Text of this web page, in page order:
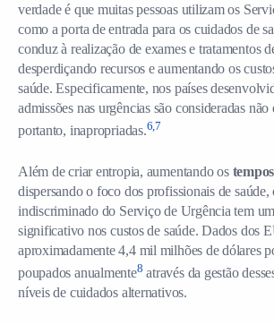
verdade é que muitas pessoas utilizam os
como a porta de entrada para os cuidados de
conduz à realização de exames e tratamentos
desperdiçando recursos e aumentando os
saúde. Especificamente, nos países
admissões nas urgências são consideradas não
portanto, inapropriadas.6,7
Além de criar entropia, aumentando os
dispersando o foco dos profissionais de saúde,
indiscriminado do Serviço de Urgência tem
significativo nos custos de saúde. Dados dos
aproximadamente 4,4 mil milhões de dólares
poupados anualmente8 através da gestão
níveis de cuidados alternativos.